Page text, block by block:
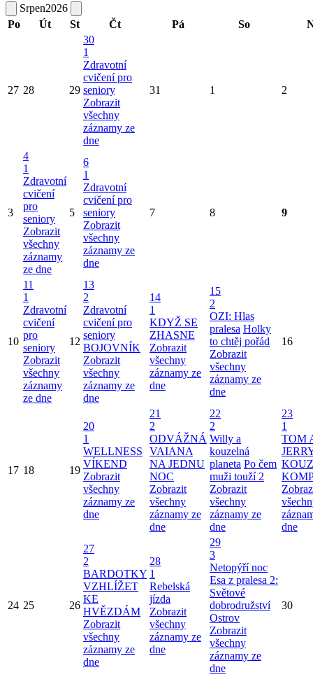
Srpen2026
Po
Út St Čt Pá So
27 28 29
30
1
Zdravotní
cvičení pro
seniory
Zobrazit
všechny
záznamy ze
dne
31 1 2
3
4
1
Zdravotní
cvičení
pro
seniory
Zobrazit
všechny
záznamy
ze dne
5
6
1
Zdravotní
cvičení pro
seniory
Zobrazit
všechny
záznamy ze
dne
7 8 9
10
11
1
Zdravotní
cvičení
pro
seniory
Zobrazit
všechny
záznamy
ze dne
12
13
2
Zdravotní
cvičení pro
seniory
BOJOVNÍK
Zobrazit
všechny
záznamy ze
dne
14
1
KDYŽ SE
ZHASNE
Zobrazit
všechny
záznamy ze
dne
15
2
OZI: Hlas
pralesa Holky
to chtěj pořád
Zobrazit
všechny
záznamy ze
dne
16
17 18 19
20
1
WELLNESS
VÍKEND
Zobrazit
všechny
záznamy ze
dne
21
2
ODVÁŽNÁ
VAIANA
NA JEDNU
NOC
Zobrazit
všechny
záznamy ze
dne
22
2
Willy a
kouzelná
planeta Po čem
muži touží 2
Zobrazit
všechny
záznamy ze
dne
23
1
TOM
dne
24 25 26
27
2
BARDOTKY
VZHLÍŽET
KE
HVĚZDÁM
Zobrazit
všechny
záznamy ze
dne
28
1
Rebelská
jízda
Zobrazit
všechny
záznamy ze
dne
29
3
Netopýří noc
Esa z pralesa 2:
Světové
dobrodružství
Ostrov
Zobrazit
všechny
záznamy ze
dne
30